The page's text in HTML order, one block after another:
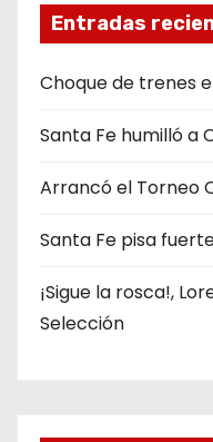
Entradas
Choque de trenes
Santa Fe humilló a
Arrancó el Torneo
Santa Fe pisa
¡Sigue la rosca!,
Selección